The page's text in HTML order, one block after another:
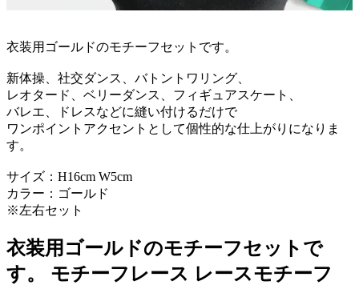
衣装用ゴールドのモチーフセットです。
新体操、社交ダンス、バトントワリング、
レオタード、ベリーダンス、フィギュアスケート、
バレエ、ドレスなどに縫い付けるだけで
ワンポイントアクセントとして個性的な仕上がりになりま
す。
サイズ：H16cm W5cm
カラー：ゴールド
※左右セット
衣装用ゴールドのモチーフセットで
す。 モチーフレース レースモチーフ